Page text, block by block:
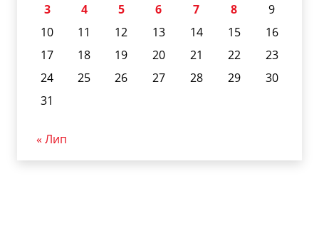
3
4 5 6 7 8
9
10
11 12 13 14 15
16
17
18 19 20 21 22
23
24
25 26 27 28 29
30
31
« Лип